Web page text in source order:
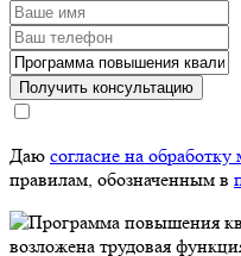
Получить консультацию
Даю согласие на
правилам, обозначенным в